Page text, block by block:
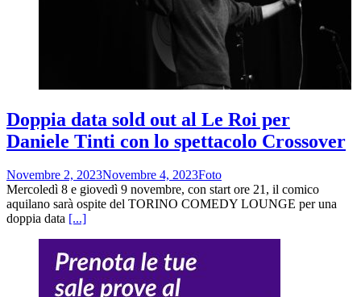
Doppia data sold out al Le Roi per
Daniele Tinti con lo spettacolo Crossover
Novembre 2, 2023Novembre 4, 2023Foto
Mercoledì 8 e giovedì 9 novembre, con start ore 21, il comico
aquilano sarà ospite del TORINO COMEDY LOUNGE per una
doppia data [...]